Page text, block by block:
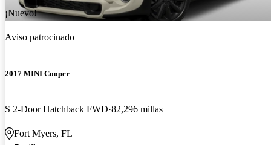
¡Nuevo!
Aviso patrocinado
2017 MINI Cooper
S 2-Door Hatchback FWD 82,296 millas
Fort Myers, FL